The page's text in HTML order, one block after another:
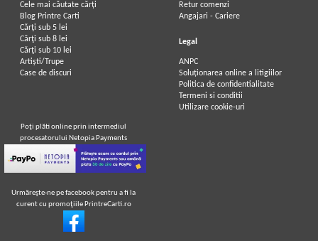
Cele mai căutate cărți
Blog Printre Carti
Cărţi sub 5 lei
Cărţi sub 8 lei
Cărţi sub 10 lei
Artiști/Trupe
Case de discuri
Retur comenzi
Angajari - Cariere
Legal
ANPC
Soluționarea online a litigiilor
Politica de confidentialitate
Termeni si conditii
Utilizare cookie-uri
Poţi plăti online prin intermediul
procesatorului Netopia Payments
Urmăreşte-ne pe facebook pentru a fi la
curent cu promoţiile PrintreCarti.ro